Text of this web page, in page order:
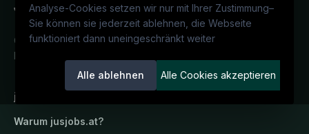
Analyse-Cookies setzen wir nur mit Ihrer Zustimmung–
Sie können sie jederzeit ablehnen, die Webseite
funktioniert dann uneingeschränkt weiter
Alle ablehnen Alle Cookies akzeptieren
Österreichs juristisches Karriereportal.
Ein Service der candidatis GmbH.
jusjobs.at
Warum jusjobs.at?